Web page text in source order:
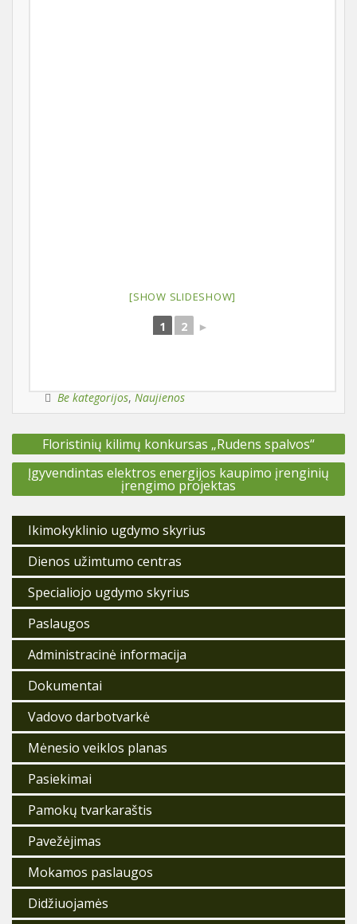
[SHOW SLIDESHOW]
1 2 ►
Be kategorijos, Naujienos
Navigacija
įrašų
Floristinių kilimų konkursas „Rudens spalvos“
Įgyvendintas elektros energijos kaupimo įrenginių
įrengimo projektas
Ikimokyklinio ugdymo skyrius
Dienos užimtumo centras
Specialiojo ugdymo skyrius
Paslaugos
Administracinė informacija
Dokumentai
Vadovo darbotvarkė
Mėnesio veiklos planas
Pasiekimai
Pamokų tvarkaraštis
Pavežėjimas
Mokamos paslaugos
Didžiuojamės